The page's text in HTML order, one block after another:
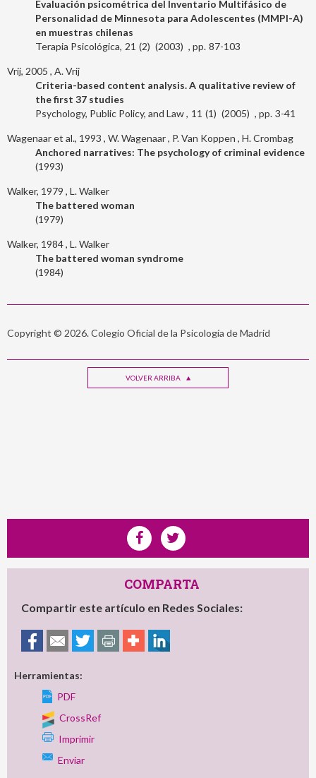
Evaluación psicométrica del Inventario Multifásico de
Personalidad de Minnesota para Adolescentes (MMPI-A)
en muestras chilenas
Terapia Psicológica 21 2 2003 87-103
Vrij, 2005 A. Vrij
Criteria-based content analysis. A qualitative review of
the first 37 studies
Psychology, Public Policy, and Law
11 1 2005 3-41
Wagenaar et al., 1993 W. Wagenaar P. Van Koppen H. Crombag
Anchored narratives: The psychology of criminal evidence
1993
Walker, 1979 L. Walker
The battered woman
1979
Walker, 1984 L. Walker
The battered woman syndrome
1984
Copyright © 2026. Colegio Oficial de la Psicología de Madrid
VOLVER ARRIBA
COMPARTA
Compartir este artículo en Redes Sociales:
Herramientas:
PDF
CrossRef
Imprimir
Enviar